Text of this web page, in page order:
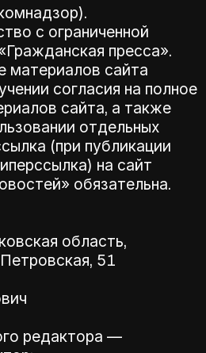
с ограниченной
пресса».
материалов сайта
согласия на полное
сайта, а также
отдельных
(при публикации
на сайт
обязательна.
область,
51
редактора —